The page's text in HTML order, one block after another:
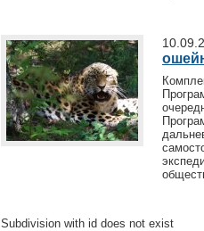
Subdivision with id does not exist